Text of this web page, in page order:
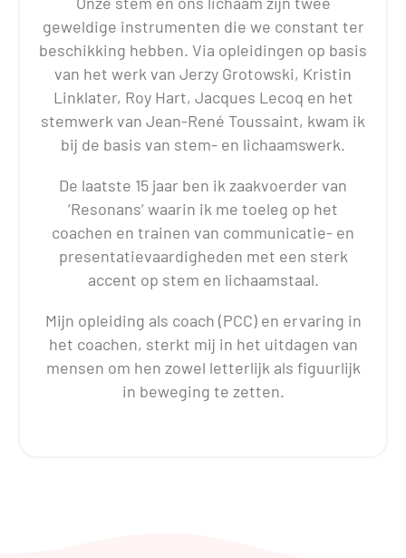
geweldige instrumenten die we constant ter
beschikking hebben. Via opleidingen op basis
van het werk van Jerzy Grotowski, Kristin
Linklater, Roy Hart, Jacques Lecoq en het
stemwerk van Jean-René Toussaint, kwam ik
bij de basis van stem- en lichaamswerk.
De laatste 15 jaar ben ik zaakvoerder van
‘Resonans’ waarin ik me toeleg op het
coachen en trainen van communicatie- en
presentatievaardigheden met een sterk
accent op stem en lichaamstaal.
Mijn opleiding als coach (PCC) en ervaring in
het coachen, sterkt mij in het uitdagen van
mensen om hen zowel letterlijk als figuurlijk
in beweging te zetten.